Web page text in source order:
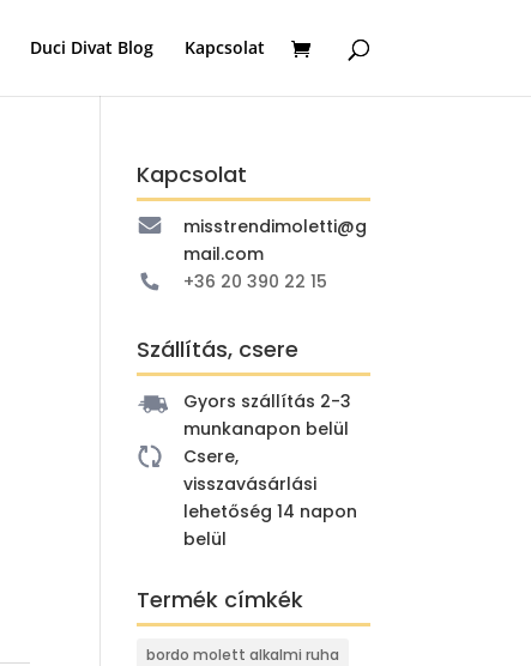
Duci Divat Blog Kapcsolat
Kapcsolat
misstrendimoletti@g
mail.com
+36 20 390 22 15
Szállítás, csere
Gyors szállítás 2-3
munkanapon belül
Csere,
visszavásárlási
lehetőség 14 napon
belül
Termék címkék
bordo molett alkalmi ruha